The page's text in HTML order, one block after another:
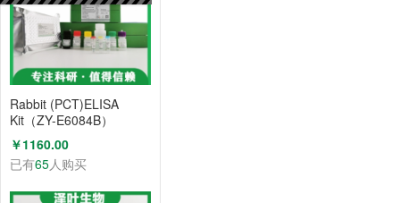
Rabbit (PCT)ELISA
Kit（ZY-E6084B）
￥1160.00
已有65人购买